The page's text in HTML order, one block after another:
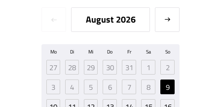
August 2026
Mo Di Mi Do Fr Sa So
27 28 29 30 31 1
2
3
4 5 6 7 8
9